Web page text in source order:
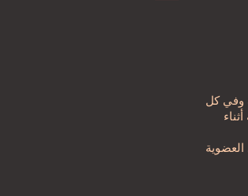
وفي كل
العضوية